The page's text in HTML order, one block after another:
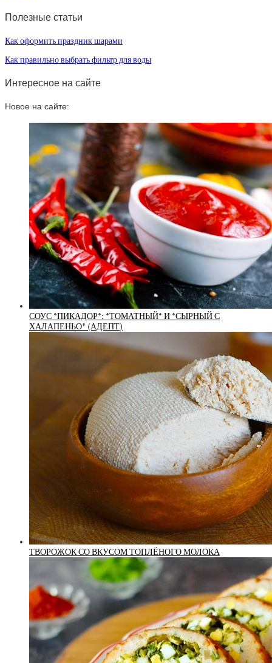
Полезные статьи
Как оформить праздник шарами
Как правильно выбрать фильтр для воды
Интересное на сайте
Новое на сайте:
СОУС *ПИКАДОР*: *ТОМАТНЫЙ* И *СЫРНЫЙ С
ХАЛАПЕНЬО* (АДЕПТ)
ТВОРОЖОК СО ВКУСОМ ТОПЛЁНОГО МОЛОКА